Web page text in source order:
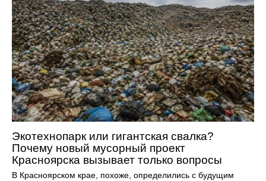
Экотехнопарк или гигантская свалка?
Почему новый мусорный проект
Красноярска вызывает только вопросы
В Красноярском крае, похоже, определились с будущим